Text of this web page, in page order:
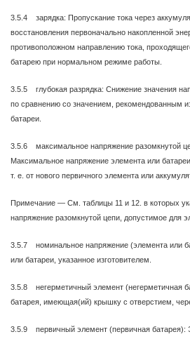
3.5.4 зарядка: Пропускание тока через
восстановления первоначально накопленной
противоположном направлению тока,
батарею при нормальном режиме работы.
3.5.5 глубокая разрядка: Снижение значения
по сравнению со значением, рекомендованным
батареи.
3.5.6 максимальное напряжение разомкнутой
Максимальное напряжение элемента или
т. е. от нового первичного элемента или
Примечание — См. таблицы 11 и 12. в которых
напряжение разомкнутой цепи, допустимое для
3.5.7 номинальное напряжение (элемента или
или батареи, указанное изготовителем.
3.5.8 негерметичный элемент (негерметичная
батарея, имеющая(ий) крышку с отверстием,
3.5.9 первичный элемент (первичная батарея):